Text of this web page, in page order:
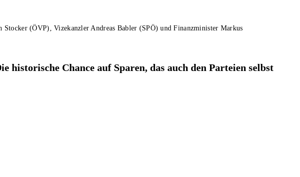
(ÖVP), Vizekanzler Andreas Babler (SPÖ) und Finanzminister Markus
Chance auf Sparen, das auch den Parteien selbst